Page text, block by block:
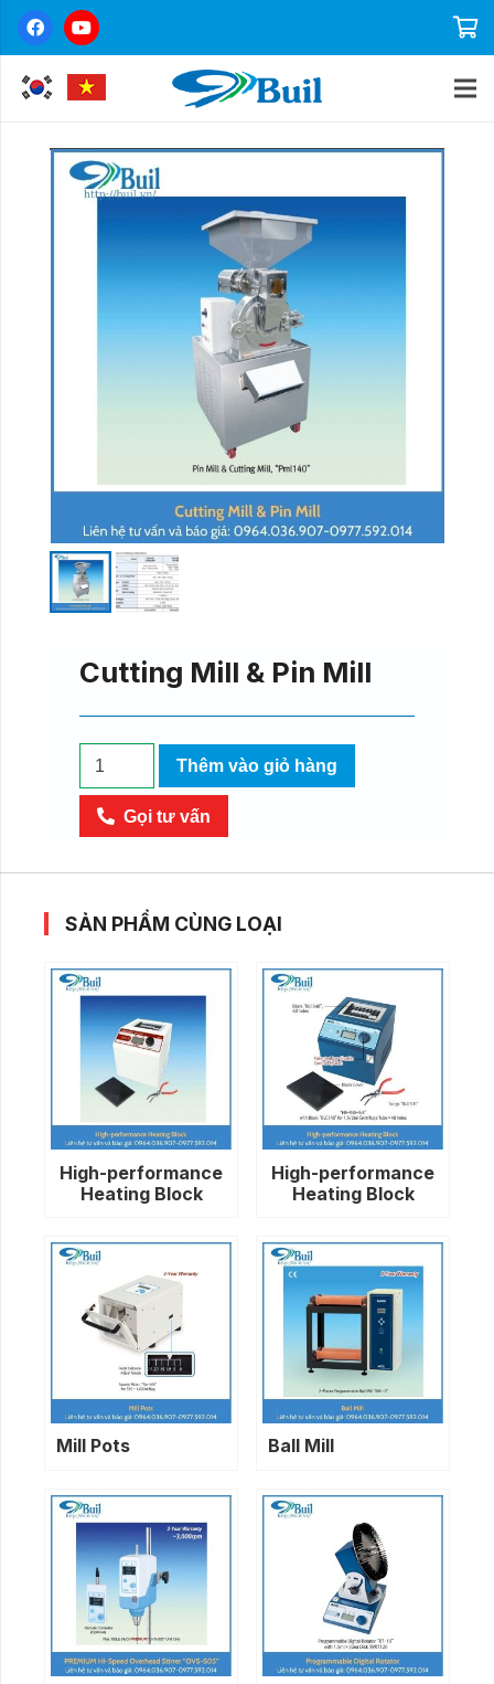
Cutting Mill & Pin Mill
Cutting
Pin
lượng
Thêm vào giỏ hàng
Gọi tư vấn
SẢN PHẨM CÙNG LOẠI
High-performance
Heating Block
High-performance
Heating Block
Mill Pots Ball Mill